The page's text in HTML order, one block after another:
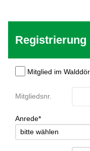
Registrierung
Mitglied im
Mitgliedsnr.
Anrede*